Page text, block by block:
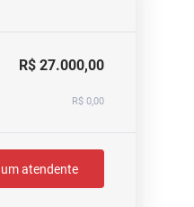
R$ 27.000,00
R$ 0,00
Quero falar com um atendente